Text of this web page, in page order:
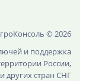
© 2026
и поддержка
России,
других стран СНГ